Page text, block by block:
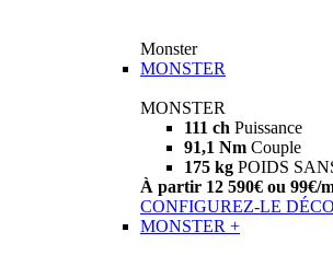
Monster
MONSTER
MONSTER
111 ch Puissance
91,1 Nm Couple
175 kg POIDS
À partir 12 590€ ou 99€/
CONFIGUREZ-LE
MONSTER +